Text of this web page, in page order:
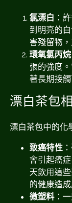
氯漂白 ：
到明亮的
害殘留物
環氧氯丙烷
張的強度
著長期接
漂白茶包
漂白茶包中的化
致癌特性
會引起癌
天飲用這
的健康造
微塑料 ：